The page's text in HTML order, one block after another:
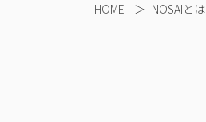
HOME ＞ NOSAIとは